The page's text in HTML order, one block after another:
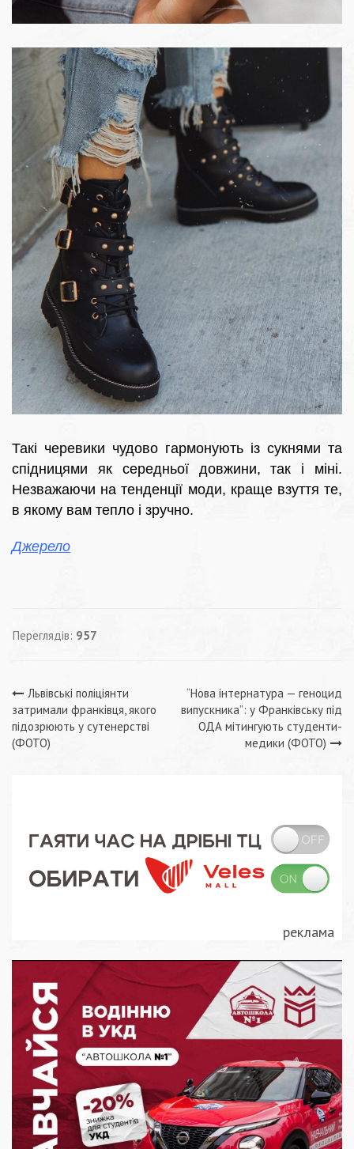
Такі черевики чудово гармонують із сукнями та
спідницями як середньої довжини, так і міні.
Незважаючи на тенденції моди, краще взуття те,
в якому вам тепло і зручно.
Джерело
Переглядів: 957
Навігація
записів
Львівські поліціянти
затримали франківця, якого
підозрюють у сутенерстві
(ФОТО)
“Нова інтернатура — геноцид
випускника”: у Франківську під
ОДА мітингують студенти-
медики (ФОТО)